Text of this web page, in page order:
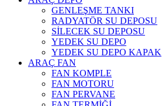
GENLEŞME TANKI
RADYATÖR SU DEPOSU
SİLECEK SU DEPOSU
YEDEK SU DEPO
YEDEK SU DEPO KAPAK
ARAÇ FAN
FAN KOMPLE
FAN MOTORU
FAN PERVANE